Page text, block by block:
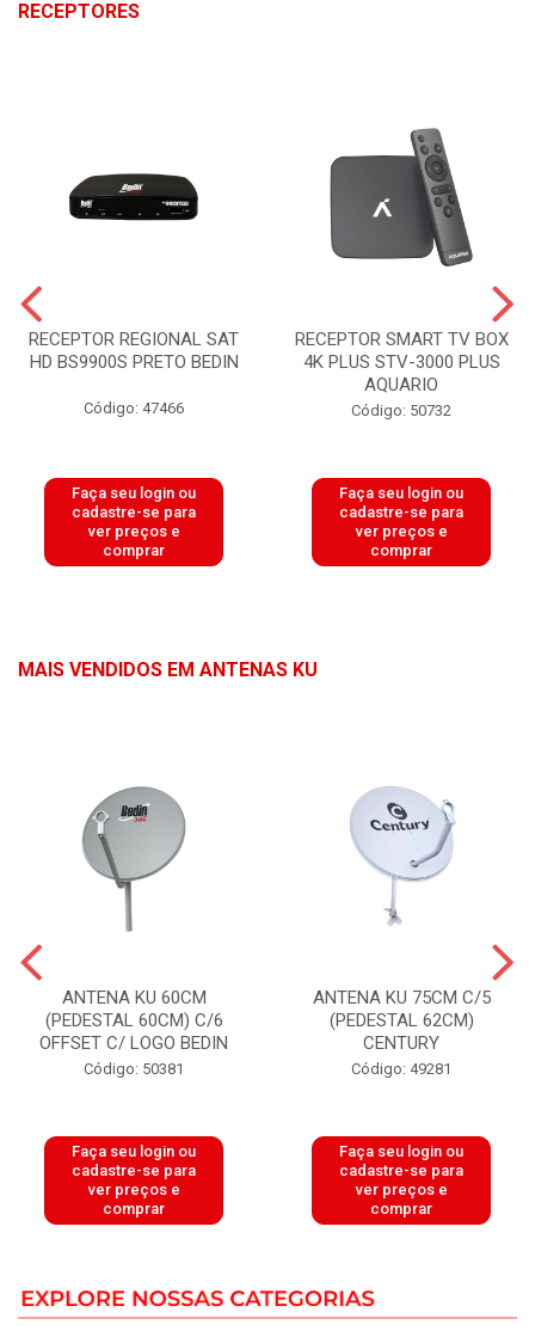
RECEPTORES
RECEPTOR REGIONAL SAT
HD BS9900S PRETO BEDIN
Código: 47466
Faça seu login ou
cadastre-se para
ver preços e
comprar
RECEPTOR SMART TV BOX
4K PLUS STV-3000 PLUS
AQUARIO
Código: 50732
Faça seu login ou
cadastre-se para
ver preços e
comprar
MAIS VENDIDOS EM ANTENAS KU
ANTENA KU 60CM
(PEDESTAL 60CM) C/6
OFFSET C/ LOGO BEDIN
Código: 50381
Faça seu login ou
cadastre-se para
ver preços e
comprar
ANTENA KU 75CM C/5
(PEDESTAL 62CM)
CENTURY
Código: 49281
Faça seu login ou
cadastre-se para
ver preços e
comprar